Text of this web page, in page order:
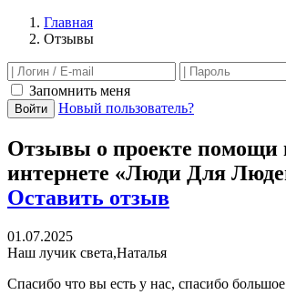
Главная
Отзывы
Запомнить меня
Войти Новый пользователь?
Отзывы о проекте помощи
интернете «Люди Для
Оставить отзыв
01.07.2025
Наш лучик света,Наталья
Спасибо что вы есть у нас, спасибо